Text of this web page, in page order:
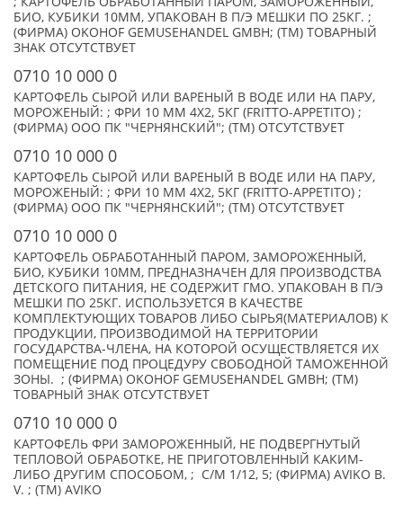
БИО, КУБИКИ 10ММ, УПАКОВАН В П/Э МЕШКИ ПО 25КГ. ;
(ФИРМА) OKOHOF GEMUSEHANDEL GMBH; (TM) ТОВАРНЫЙ
ЗНАК ОТСУТСТВУЕТ
0710 10 000 0
КАРТОФЕЛЬ СЫРОЙ ИЛИ ВАРЕНЫЙ В ВОДЕ ИЛИ НА ПАРУ,
МОРОЖЕНЫЙ: ; ФРИ 10 ММ 4Х2, 5КГ (FRITTO-APPETITO) ;
(ФИРМА) ООО ПК "ЧЕРНЯНСКИЙ"; (TM) ОТСУТСТВУЕТ
0710 10 000 0
КАРТОФЕЛЬ СЫРОЙ ИЛИ ВАРЕНЫЙ В ВОДЕ ИЛИ НА ПАРУ,
МОРОЖЕНЫЙ: ; ФРИ 10 ММ 4Х2, 5КГ (FRITTO-APPETITO) ;
(ФИРМА) ООО ПК "ЧЕРНЯНСКИЙ"; (TM) ОТСУТСТВУЕТ
0710 10 000 0
КАРТОФЕЛЬ ОБРАБОТАННЫЙ ПАРОМ, ЗАМОРОЖЕННЫЙ,
БИО, КУБИКИ 10ММ, ПРЕДНАЗНАЧЕН ДЛЯ ПРОИЗВОДСТВА
ДЕТСКОГО ПИТАНИЯ, НЕ СОДЕРЖИТ ГМО. УПАКОВАН В П/Э
МЕШКИ ПО 25КГ. ИСПОЛЬЗУЕТСЯ В КАЧЕСТВЕ
КОМПЛЕКТУЮЩИХ ТОВАРОВ ЛИБО СЫРЬЯ(МАТЕРИАЛОВ) К
ПРОДУКЦИИ, ПРОИЗВОДИМОЙ НА ТЕРРИТОРИИ
ГОСУДАРСТВА-ЧЛЕНА, НА КОТОРОЙ ОСУЩЕСТВЛЯЕТСЯ ИХ
ПОМЕЩЕНИЕ ПОД ПРОЦЕДУРУ СВОБОДНОЙ ТАМОЖЕННОЙ
ЗОНЫ. ; (ФИРМА) OKOHOF GEMUSEHANDEL GMBH; (TM)
ТОВАРНЫЙ ЗНАК ОТСУТСТВУЕТ
0710 10 000 0
КАРТОФЕЛЬ ФРИ ЗАМОРОЖЕННЫЙ, НЕ ПОДВЕРГНУТЫЙ
ТЕПЛОВОЙ ОБРАБОТКЕ, НЕ ПРИГОТОВЛЕННЫЙ КАКИМ-
ЛИБО ДРУГИМ СПОСОБОМ, ; С/М 1/12, 5; (ФИРМА) AVIKO B.
V. ; (TM) AVIKO